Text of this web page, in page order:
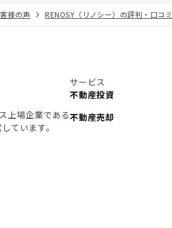
様の声 RENOSY（リノシー）の評判・口コミ
上場企業である
ています。
サービス
不動産投資
不動産売却